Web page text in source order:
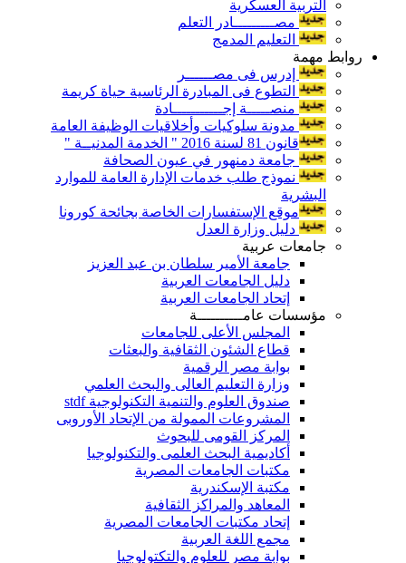
التربية العسكرية
مصـــــــــادر التعلم
التعليم المدمج
روابط مهمة
إدرس فى مصــــــر
التطوع فى المبادرة الرئاسية حياة كريمة
منصـــــة إجـــــــــــادة
مدونة سلوكيات وأخلاقيات الوظيفة العامة
قانون 81 لسنة 2016 " الخدمة المدنيــة "
جامعة دمنهور في عيون الصحافة
نموذج طلب خدمات الإدارة العامة للموارد
البشرية
موقع الإستفسارات الخاصة بجائحة كورونا
دليل وزارة العدل
جامعات عربية
جامعة الأمير سلطان بن عبد العزيز
دليل الجامعات العربية
إتحاد الجامعات العربية
مؤسسات عامــــــــــة
المجلس الأعلى للجامعات
قطاع الشئون الثقافية والبعثات
بوابة مصر الرقمية
وزارة التعليم العالى والبحث العلمي
صندوق العلوم والتنمية التكنولوجية stdf
المشروعات الممولة من الإتحاد الأوروبى
المركز القومى للبحوث
أكاديمية البحث العلمى والتكنولوجيا
مكتبات الجامعات المصرية
مكتبة الإسكندرية
المعاهد والمراكز الثقافية
إتحاد مكتبات الجامعات المصرية
مجمع اللغة العربية
بوابة مصر للعلوم والتكتولوجيا